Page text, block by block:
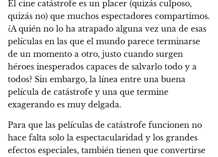
El cine catástrofe es un placer (quizás culposo,
quizás no) que muchos espectadores compartimos.
¿A quién no lo ha atrapado alguna vez una de esas
películas en las que el mundo parece terminarse
de un momento a otro, justo cuando surgen
héroes inesperados capaces de salvarlo todo y a
todos? Sin embargo, la línea entre una buena
película de catástrofe y una que termine
exagerando es muy delgada.
Para que las películas de catástrofe funcionen no
hace falta solo la espectacularidad y los grandes
efectos especiales, también tienen que convertirse